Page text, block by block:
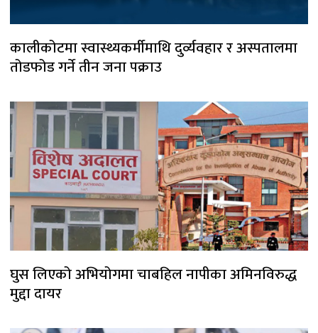
कालीकोटमा स्वास्थ्यकर्मीमाथि दुर्व्यवहार र अस्पतालमा
तोडफोड गर्ने तीन जना पक्राउ
घुस लिएको अभियोगमा चाबहिल नापीका अमिनविरुद्ध
मुद्दा दायर